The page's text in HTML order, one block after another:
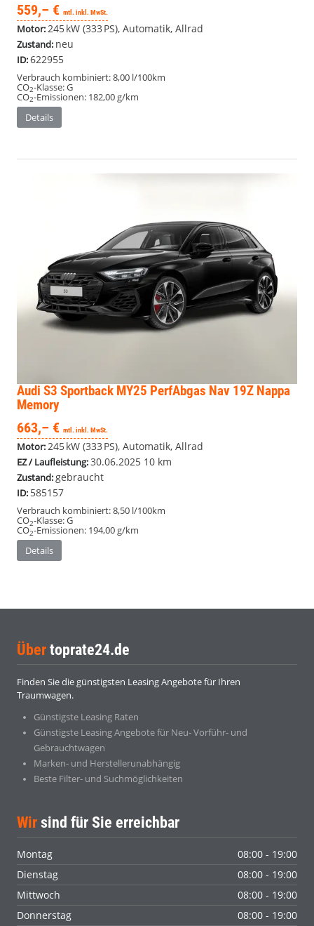
559,– € mtl. inkl. MwSt.
Motor: 245 kW (333 PS), Automatik, Allrad
Zustand: neu
ID:622955
Verbrauch kombiniert:8,00 l/100km
CO2-Klasse:G
CO2-Emissionen: 182,00 g/km
Details
Audi S3 Sportback MY25 PerfAbgas Nav 19Z Nappa
Memory
663,– € mtl. inkl. MwSt.
Motor:245 kW (333 PS), Automatik, Allrad
EZ / Laufleistung:30.06.2025 10 km
Zustand:gebraucht
ID: 585157
Verbrauch kombiniert:8,50 l/100km
CO2-Klasse:G
CO2-Emissionen: 194,00 g/km
Details
Über toprate24.de
Finden Sie die günstigsten Leasing Angebote für Ihren
Traumwagen.
Günstigste Leasing Raten
Günstigste Leasing Angebote für Neu- Vorführ- und
Gebrauchtwagen
Marken- und Herstellerunabhängig
Beste Filter- und Suchmöglichkeiten
Wir sind für Sie erreichbar
Montag
08:00 - 19:00
Dienstag
08:00 - 19:00
Mittwoch
08:00 - 19:00
Donnerstag
08:00 - 19:00